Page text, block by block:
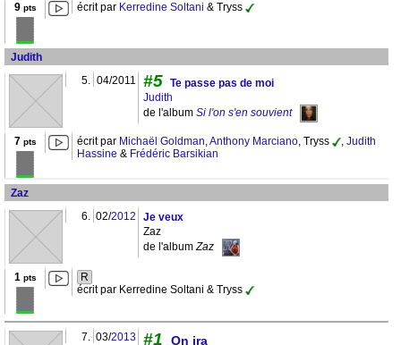
9pts écrit par Kerredine Soltani & Tryss
Judith
5. 04/2011 #5 Te passe pas de moi
Judith
de l'album Si l'on s'en souvient
7 pts écrit par Michaël Goldman,Anthony Marciano, Tryss , Judith
Hassine & Frédéric Barsikian
Zaz
6. 02/2012
Je veux
Zaz
de l'albumZaz
1 pts
R
écrit par Kerredine Soltani & Tryss
7. 03/2013 #1
On ira